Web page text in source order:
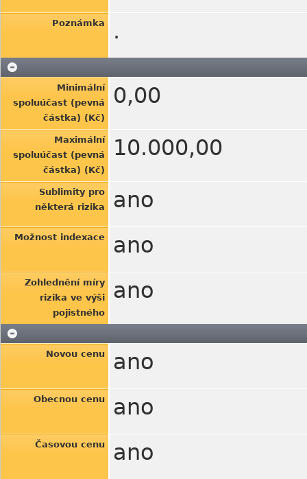
Poznámka .
Minimální
spoluúčast (pevná
částka) (Kč)
0,00
Maximální
spoluúčast (pevná
částka) (Kč)
10.000,00
Sublimity pro
některá rizika
ano
Možnost indexace ano
Zohlednění míry
rizika ve výši
pojistného
ano
Novou cenu ano
Obecnou cenu ano
Časovou cenu ano